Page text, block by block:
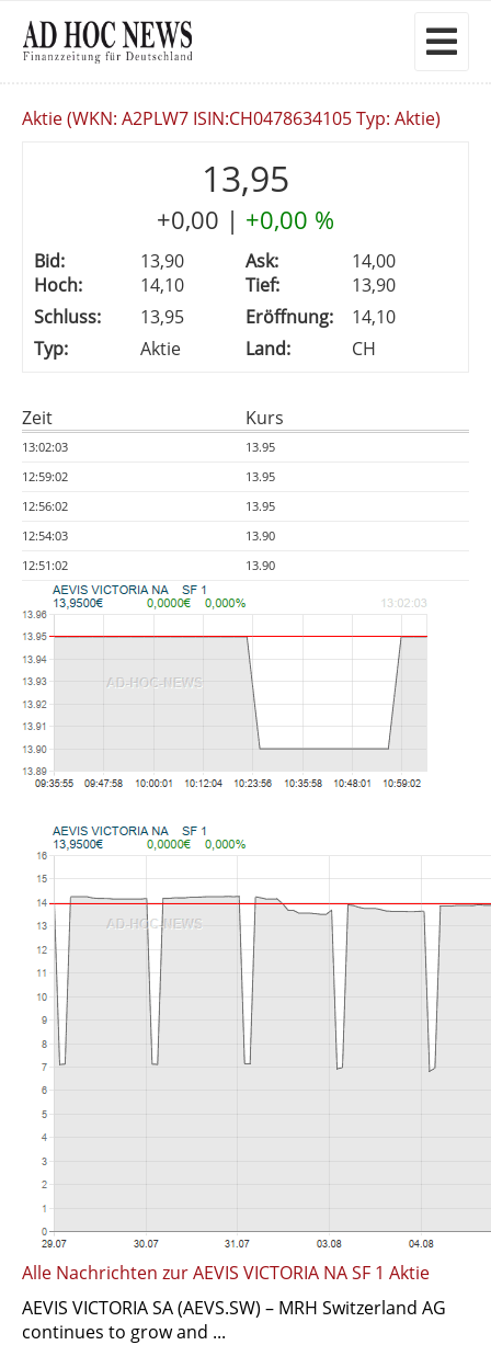
Aktie (WKN: A2PLW7 ISIN:CH0478634105 Typ: Aktie)
13,95
+0,00 | +0,00 %
Bid: 13,90 Ask:
14,00
Hoch:
14,10 Tief:
13,90
Schluss:
13,95 Eröffnung:
14,10
Typ:
Aktie Land: CH
Zeit Kurs
13:02:03
13.95
12:59:02
13.95
12:56:02
13.95
12:54:03
13.90
12:51:02
13.90
Alle Nachrichten zur AEVIS VICTORIA NA SF 1 Aktie
AEVIS VICTORIA SA (AEVS.SW) – MRH Switzerland AG
continues to grow and ...